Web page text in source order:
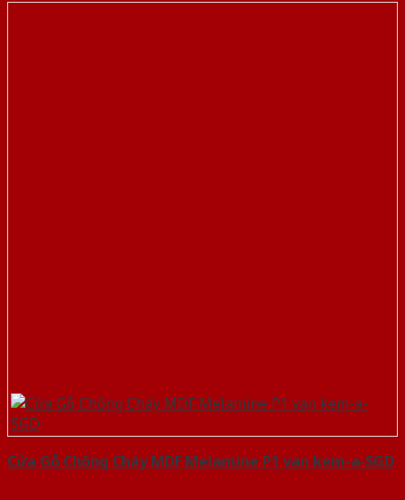
Cửa Gỗ Chống Cháy MDF Melamine P1 van kem-a-SGD